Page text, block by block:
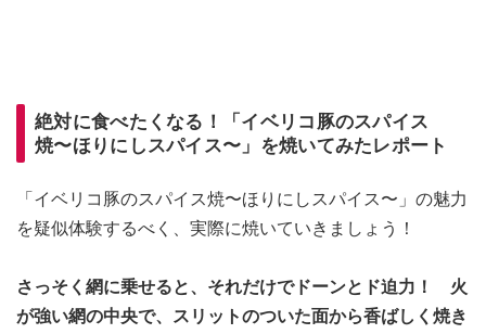
絶対に食べたくなる！「イベリコ豚のスパイス
焼〜ほりにしスパイス〜」を焼いてみたレポート
「イベリコ豚のスパイス焼〜ほりにしスパイス〜」の魅力
を疑似体験するべく、実際に焼いていきましょう！
さっそく網に乗せると、それだけでドーンとド迫力！ 火
が強い網の中央で、スリットのついた面から香ばしく焼き